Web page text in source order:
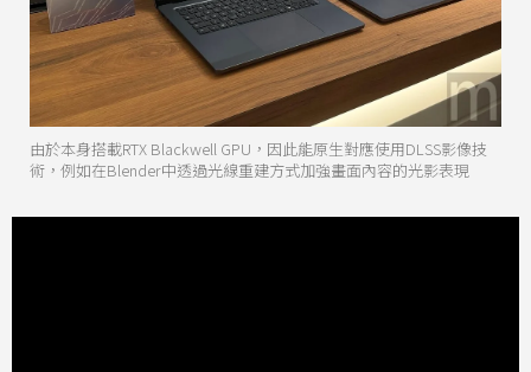
由於本身搭載RTX Blackwell GPU，因此能原生對應使用DLSS影像技
術，例如在Blender中透過光線重建方式加強畫面內容的光影表現